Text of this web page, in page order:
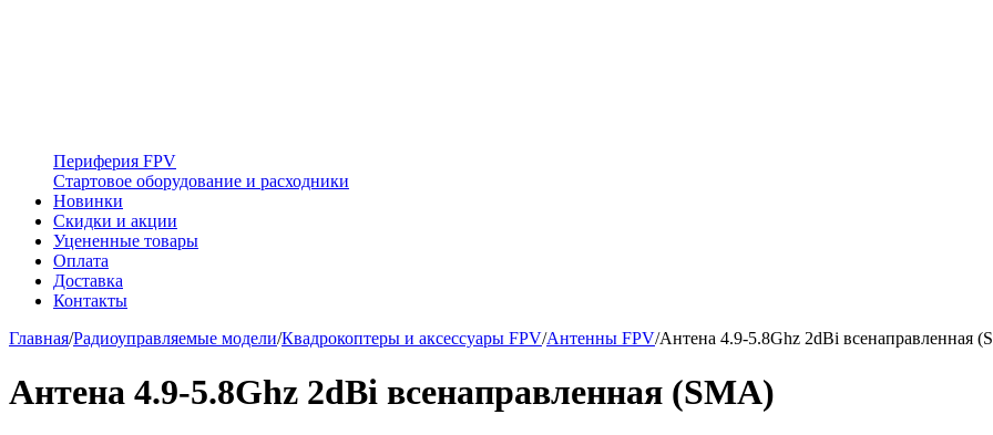
Периферия FPV
Стартовое оборудование и расходники
Новинки
Скидки и акции
Уцененные товары
Оплата
Доставка
Контакты
Главная/Радиоуправляемые модели/Квадрокоптеры и аксессуары FPV/Антенны FPV/Антена 4.9-5.8Ghz 2dBi всенаправленная
Антена 4.9-5.8Ghz 2dBi всенаправленная (SMA)